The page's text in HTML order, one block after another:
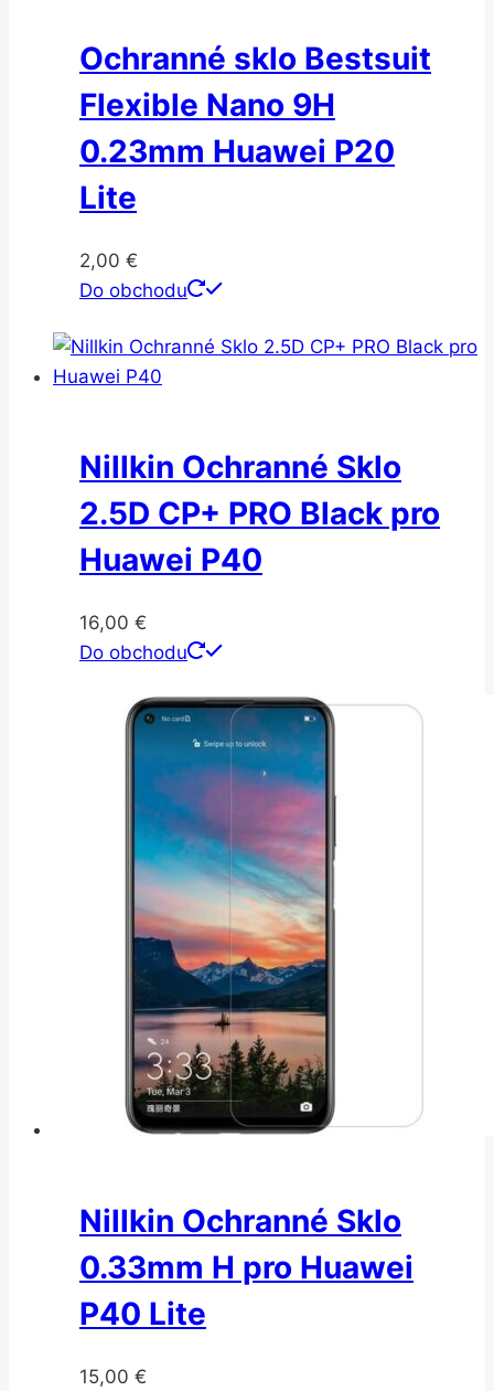
Ochranné sklo Bestsuit
Flexible Nano 9H
0.23mm Huawei P20
Lite
2,00 €
Do obchodu
Nillkin Ochranné Sklo
2.5D CP+ PRO Black pro
Huawei P40
16,00 €
Do obchodu
Nillkin Ochranné Sklo
0.33mm H pro Huawei
P40 Lite
15,00 €